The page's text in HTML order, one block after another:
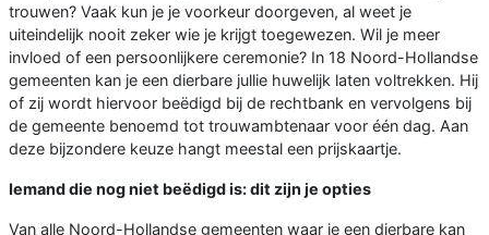
trouwen? Vaak kun je je voorkeur doorgeven, al weet je
uiteindelijk nooit zeker wie je krijgt toegewezen. Wil je meer
invloed of een persoonlijkere ceremonie? In 18 Noord-Hollandse
gemeenten kan je een dierbare jullie huwelijk laten voltrekken. Hij
of zij wordt hiervoor beëdigd bij de rechtbank en vervolgens bij
de gemeente benoemd tot trouwambtenaar voor één dag. Aan
deze bijzondere keuze hangt meestal een prijskaartje.
Iemand die nog niet beëdigd is: dit zijn je opties
Van alle Noord-Hollandse gemeenten waar je een dierbare kan